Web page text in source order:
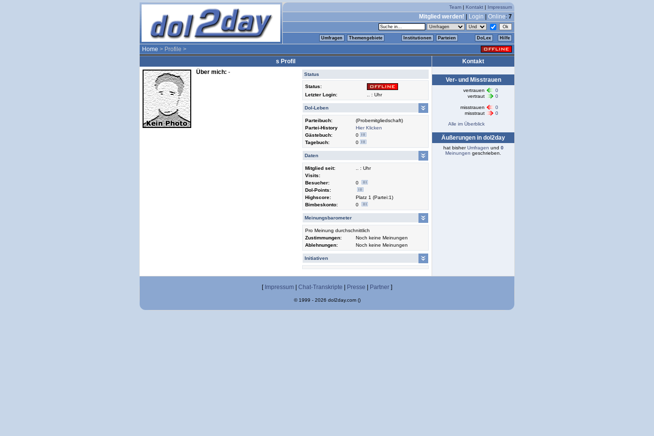
Team | Kontakt | Impressum
Mitglied werden! Login Online: 7
Umfragen Themengebiete Institutionen Parteien DoLex Hilfe
Home > Profile >
s Profil
Status
Status:
Letzter Login:
.. : Uhr
Dol-Leben
Parteibuch:
(Probemitgliedschaft)
Partei-History
Hier Klicken
Gästebuch:
0
Tagebuch:
0
Daten
Mitglied seit:
.. : Uhr
Visits:
Besucher:
0
Dol-Points:
Highscore:
Platz 1 (Partei:1)
Bimbeskonto:
0
Meinungsbarometer
Pro Meinung durchschnittlich
Zustimmungen:
Noch keine Meinungen
Ablehnungen:
Noch keine Meinungen
Initiativen
Über mich: -
Kontakt
Ver- und Misstrauen
vertrauen
0
vertraut
0
misstrauen
0
misstraut
0
Alle im Überblick
Äußerungen in dol2day
hat bisherUmfragen und 0
Meinungen geschrieben.
[ Impressum Chat-Transkripte Presse Partner ]
© 1999 - 2026 dol2day.com ()